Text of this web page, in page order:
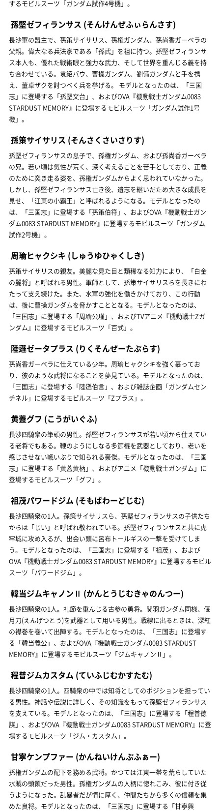
するモビルスーツ「ガンダム試作4号機」。
孫堅ゼフィランサス (そんけんぜふぃらんさす)
長沙軍の盟主で、孫策サイサリス、孫権ガンダム、孫尚香ガーベラの
父親。偉大なる兵法家である「孫武」を祖に持つ。孫堅ゼフィランサ
ス本人も、優れた戦術眼と強力な武力、そして世界を重んじる義を持
ち合わせている。袁紹バウ、曹操ガンダム、劉備ガンダムと手を携
え、董卓ザクを討つべく兵を挙げる。 モデルとなったのは、「三国
志」に登場する「孫堅文台」、およびOVA『機動戦士ガンダム0083
STARDUST MEMORY』に登場するモビルスーツ「ガンダム試作1号
機」。
孫策サイサリス (そんさくさいさりす)
孫堅ゼフィランサスの息子で、孫権ガンダム、および孫尚香ガーベラ
の兄。若い頃は気性が荒く、深く考えることを苦手としており、正義
のために突き走る姿を、孫権ガンダムからよく思われていなかった。
しかし、孫堅ゼフィランサス亡き後、遺志を継いだため大きな成長を
見せ、「江東の小覇王」と呼ばれるようになる。モデルとなったの
は、「三国志」に登場する「孫策伯符」、およびOVA『機動戦士ガン
ダム0083 STARDUST MEMORY』に登場するモビルスーツ「ガンダム
試作2号機」。
周瑜ヒャクシキ (しゅうゆひゃくしき)
孫策サイサリスの親友。美麗な見た目と類稀なる知力により、「白金
の麗将」と呼ばれる男性。軍師として、孫策サイサリスらを長きにわ
たって支え続けた。また、水軍の強化を働きかけており、この行動
は、後に曹操ガンダムを脅かすこととなる。モデルとなったのは、
「三国志」に登場する「周瑜公瑾」、およびTVアニメ『機動戦士Ζガ
ンダム』に登場するモビルスーツ「百式」。
陸遜ゼータプラス (りくそんぜーたぷらす)
孫尚香ガーベラに仕えている少年。周瑜ヒャクシキを強く慕ってお
り、彼のような武将になることを夢見ている。モデルとなったのは、
「三国志」に登場する「陸遜伯言」、および雑誌企画「ガンダムセン
チネル」に登場するモビルスーツ「Ζプラス」。
黄蓋グフ (こうがいぐふ)
長沙四騎衆の筆頭の男性。孫堅ゼフィランサスが若い頃から仕えてい
る老将でもある。鞭のようにしなる多節棍を武器としており、老いを
感じさせない戦いぶりで知られる豪傑。モデルとなったのは、「三国
志」に登場する「黄蓋黄柄」、およびアニメ「機動戦士ガンダム」に
登場するモビルスーツ「グフ」。
祖茂パワードジム (そもぱわーどじむ)
長沙四騎衆の1人。孫策サイサリスら、孫堅ゼフィランサスの子供たち
からは「じい」と呼ばれ敬われている。孫堅ゼフィランサスと共に虎
牢城に攻め入るが、出会い頭に呂布トールギスの一撃を受けてしま
う。モデルとなったのは、「三国志」に登場する「祖茂」、および
OVA『機動戦士ガンダム0083 STARDUST MEMORY』に登場するモビル
スーツ「パワードジム」。
韓当ジムキャノンⅡ (かんとうじむきゃのんつー)
長沙四騎衆の1人。礼節を重んじる古参の勇将。関羽ガンダム同様、偃
月刀(えんげつとう)を武器として用いる男性。戦線に出るときは、深紅
の襟巻を巻いて出陣する。モデルとなったのは、「三国志」に登場す
る「韓当義公」、およびOVA『機動戦士ガンダム0083 STARDUST
MEMORY』に登場するモビルスーツ「ジムキャノンⅡ」。
程普ジムカスタム (ていふじむかすたむ)
長沙四騎衆の1人。四騎衆の中では知将としてのポジションを担ってい
る男性。神話や伝説に詳しく、その知識をもって孫堅ゼフィランサス
を支えている。モデルとなったのは、「三国志」に登場する「程普徳
謀」、およびOVA『機動戦士ガンダム0083 STARDUST MEMORY』に登
場するモビルスーツ「ジム・カスタム」。
甘寧ケンプファー (かんねいけんぷふぁー)
孫権ガンダムの配下を務める武将。かつては江東一帯を荒らしていた
水賊の頭領だった男性。孫権ガンダムの人柄に惚れこみ、彼に付き従
うようになった。乱暴者だが情に厚く、仲間たちから多くの信頼を集
めた良将。モデルとなったのは、「三国志」に登場する「甘寧興